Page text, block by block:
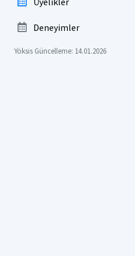
Deneyimler
Yöksis Güncelleme: 14.01.2026